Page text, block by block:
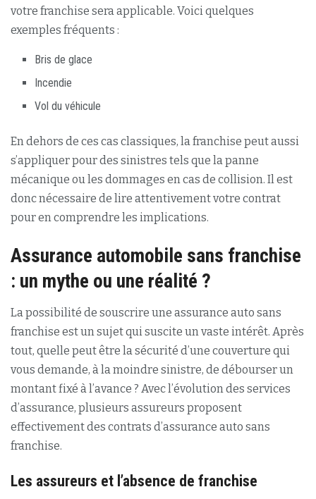
votre franchise sera applicable. Voici quelques
exemples fréquents :
Bris de glace
Incendie
Vol du véhicule
En dehors de ces cas classiques, la franchise peut aussi
s’appliquer pour des sinistres tels que la panne
mécanique ou les dommages en cas de collision. Il est
donc nécessaire de lire attentivement votre contrat
pour en comprendre les implications.
Assurance automobile sans franchise
: un mythe ou une réalité ?
La possibilité de souscrire une assurance auto sans
franchise est un sujet qui suscite un vaste intérêt. Après
tout, quelle peut être la sécurité d’une couverture qui
vous demande, à la moindre sinistre, de débourser un
montant fixé à l’avance ? Avec l’évolution des services
d’assurance, plusieurs assureurs proposent
effectivement des contrats d’assurance auto sans
franchise.
Les assureurs et l’absence de franchise